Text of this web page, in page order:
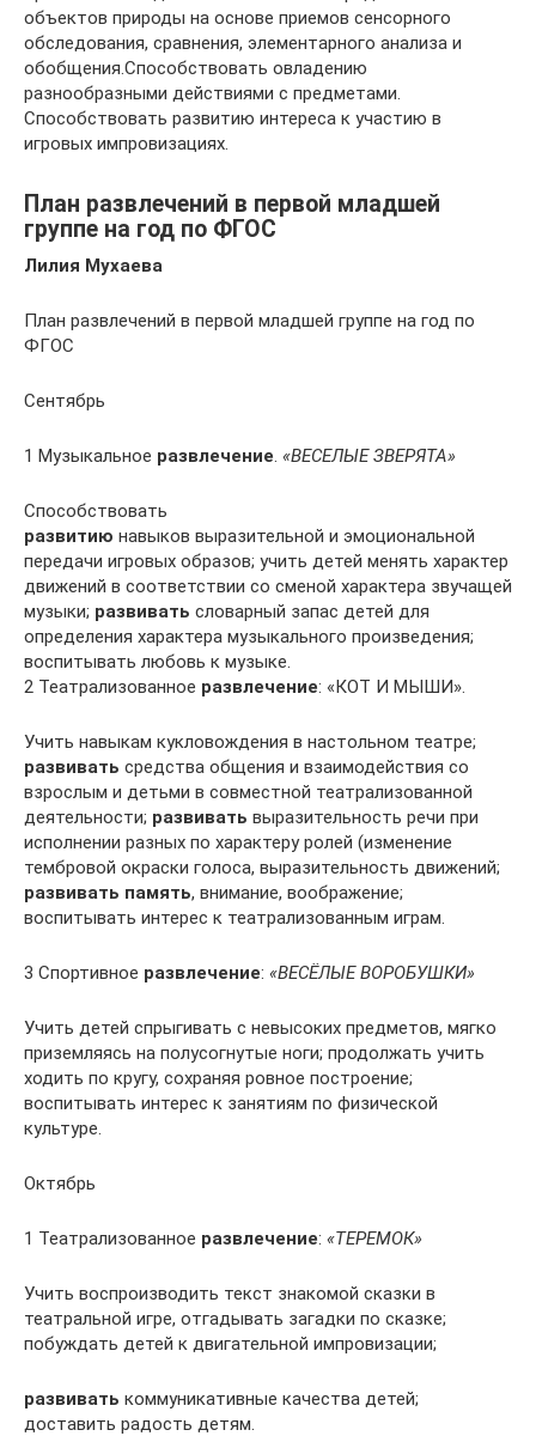
объектов природы на основе приемов сенсорного
обследования, сравнения, элементарного анализа и
обобщения.Способствовать овладению
разнообразными действиями с предметами.
Способствовать развитию интереса к участию в
игровых импровизациях.
План развлечений в первой младшей
группе на год по ФГОС
Лилия Мухаева
План развлечений в первой младшей группе на год по
ФГОС
Сентябрь
1 Музыкальное развлечение. «ВЕСЕЛЫЕ ЗВЕРЯТА»
Способствовать
развитию навыков выразительной и эмоциональной
передачи игровых образов; учить детей менять характер
движений в соответствии со сменой характера звучащей
музыки; развивать словарный запас детей для
определения характера музыкального произведения;
воспитывать любовь к музыке.
2 Театрализованное развлечение: «КОТ И МЫШИ».
Учить навыкам кукловождения в настольном театре;
развивать средства общения и взаимодействия со
взрослым и детьми в совместной театрализованной
деятельности; развивать выразительность речи при
исполнении разных по характеру ролей (изменение
тембровой окраски голоса, выразительность движений;
развивать память, внимание, воображение;
воспитывать интерес к театрализованным играм.
3 Спортивное развлечение: «ВЕСЁЛЫЕ ВОРОБУШКИ»
Учить детей спрыгивать с невысоких предметов, мягко
приземляясь на полусогнутые ноги; продолжать учить
ходить по кругу, сохраняя ровное построение;
воспитывать интерес к занятиям по физической
культуре.
Октябрь
1 Театрализованное развлечение: «ТЕРЕМОК»
Учить воспроизводить текст знакомой сказки в
театральной игре, отгадывать загадки по сказке;
побуждать детей к двигательной импровизации;
развивать коммуникативные качества детей;
доставить радость детям.